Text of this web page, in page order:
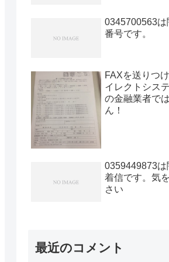
0345700563は
番号です。
FAXを送りつ
イレクトシス
の金融業者で
ん！
0359449873は
着信です。気
さい
最近のコメント